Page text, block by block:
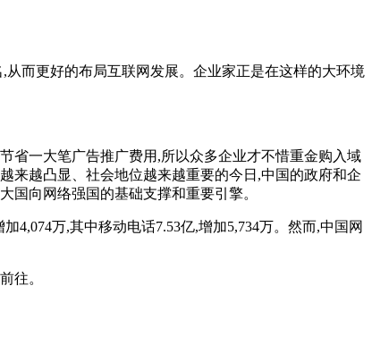
而更好的布局互联网发展。企业家正是在这样的大环境
省一大笔广告推广费用,所以众多企业才不惜重金购入域
来越凸显、社会地位越来越重要的今日,中国的政府和企
国向网络强国的基础支撑和重要引擎。
4,074万,其中移动电话7.53亿,增加5,734万。然而,中国网
往。